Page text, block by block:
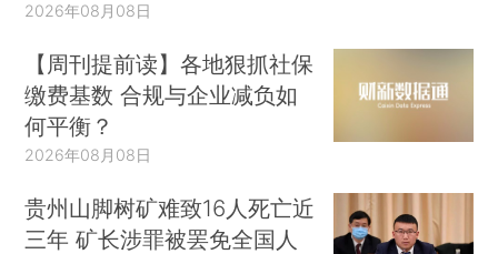
2026年08月08日
【周刊提前读】各地狠抓社保
缴费基数 合规与企业减负如
何平衡？
2026年08月08日
贵州山脚树矿难致16人死亡近
三年 矿长涉罪被罢免全国人